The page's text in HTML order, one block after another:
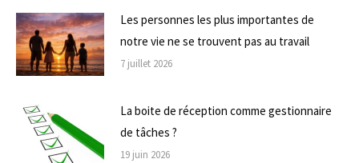
Les personnes les plus importantes de
notre vie ne se trouvent pas au travail
7 juillet 2026
La boite de réception comme gestionnaire
de tâches ?
19 juin 2026